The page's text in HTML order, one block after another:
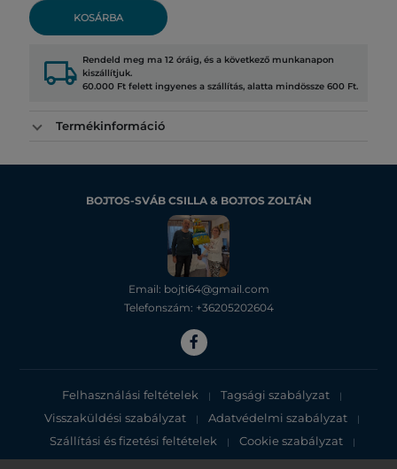
KOSÁRBA
local_shipping Rendeld meg ma 12 óráig, és a következő munkanapon
kiszállítjuk.
60.000 Ft felett ingyenes a szállítás, alatta mindössze 600 Ft.
Termékinformáció
BOJTOS-SVÁB CSILLA & BOJTOS ZOLTÁN
Email: bojti64@gmail.com
Telefonszám: +36205202604
Felhasználási feltételek | Tagsági szabályzat |
Visszaküldési szabályzat | Adatvédelmi szabályzat |
Szállítási és fizetési feltételek | Cookie szabályzat |
Adatvédelmi tájékoztató